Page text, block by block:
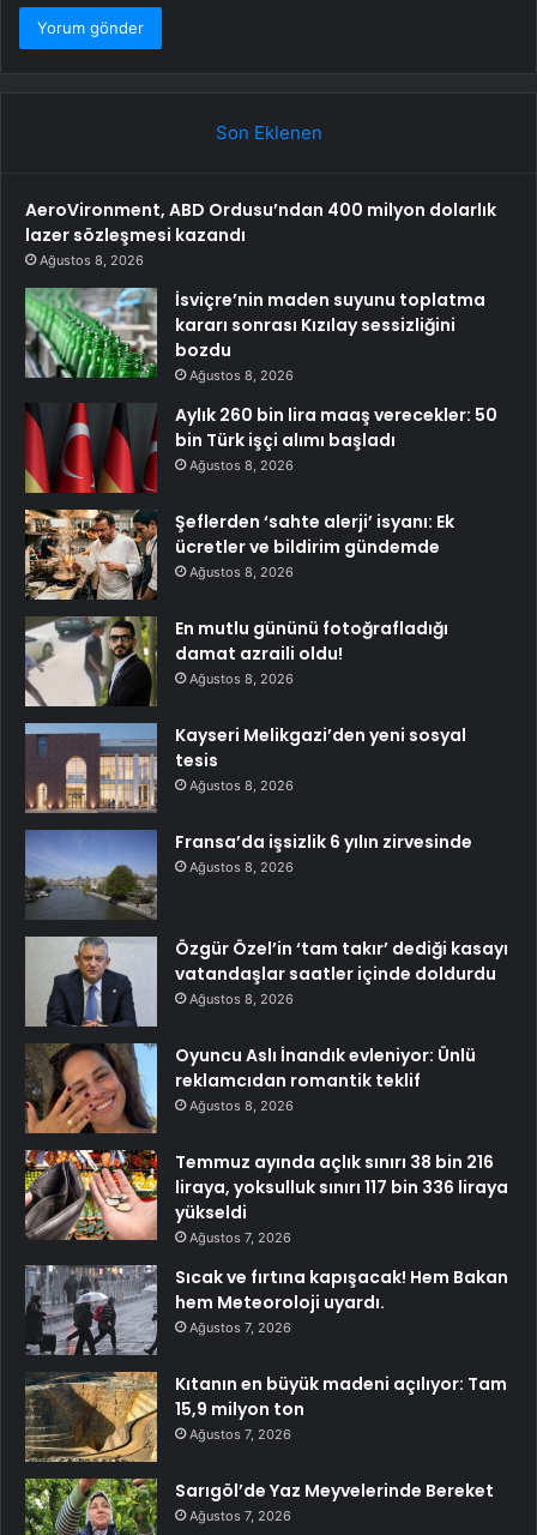
Son Eklenen
AeroVironment, ABD Ordusu’ndan 400 milyon dolarlık
lazer sözleşmesi kazandı
Ağustos 8, 2026
İsviçre’nin maden suyunu toplatma
kararı sonrası Kızılay sessizliğini
bozdu
Ağustos 8, 2026
Aylık 260 bin lira maaş verecekler: 50
bin Türk işçi alımı başladı
Ağustos 8, 2026
Şeflerden ‘sahte alerji’ isyanı: Ek
ücretler ve bildirim gündemde
Ağustos 8, 2026
En mutlu gününü fotoğrafladığı
damat azraili oldu!
Ağustos 8, 2026
Kayseri Melikgazi’den yeni sosyal
tesis
Ağustos 8, 2026
Fransa’da işsizlik 6 yılın zirvesinde
Ağustos 8, 2026
Özgür Özel’in ‘tam takır’ dediği kasayı
vatandaşlar saatler içinde doldurdu
Ağustos 8, 2026
Oyuncu Aslı İnandık evleniyor: Ünlü
reklamcıdan romantik teklif
Ağustos 8, 2026
Temmuz ayında açlık sınırı 38 bin 216
liraya, yoksulluk sınırı 117 bin 336 liraya
yükseldi
Ağustos 7, 2026
Sıcak ve fırtına kapışacak! Hem Bakan
hem Meteoroloji uyardı.
Ağustos 7, 2026
Kıtanın en büyük madeni açılıyor: Tam
15,9 milyon ton
Ağustos 7, 2026
Sarıgöl’de Yaz Meyvelerinde Bereket
Ağustos 7, 2026